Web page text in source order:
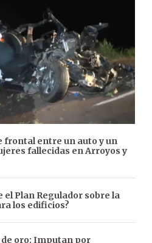
frontal entre un auto y un
fallecidas en Arroyos y
el Plan Regulador sobre la
los edificios?
oro: Imputan por